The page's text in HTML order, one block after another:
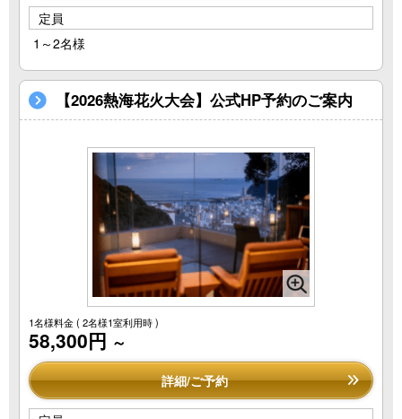
定員
1～2名様
【2026熱海花火大会】公式HP予約のご案内
1名様料金( 2名様1室利用時 )
58,300円 ～
詳細/ご予約